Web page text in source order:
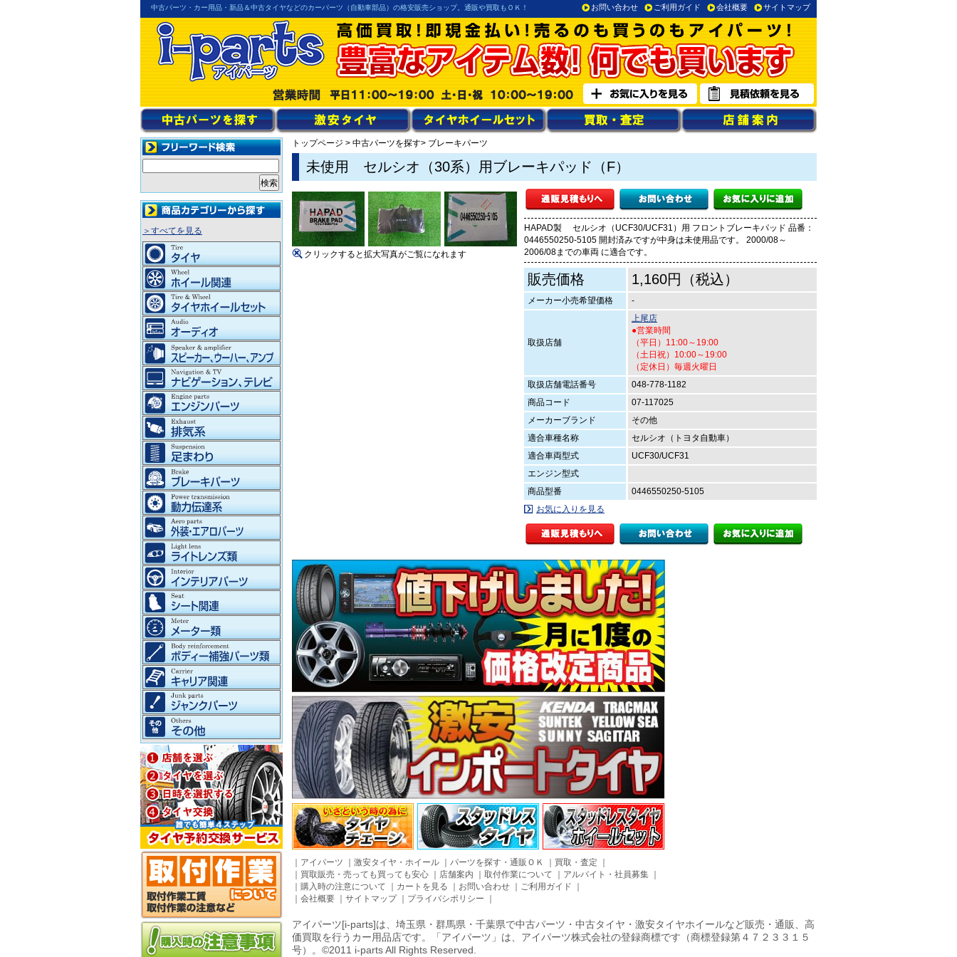
中古パーツ・カー用品・新品＆中古タイヤなどのカーパーツ（自動車部品）の格安販売ショップ。通販や買取もＯＫ！ お問い合わせ ご利用ガイド 会社概要 サイトマップ
トップページ > 中古パーツを探す> ブレーキパーツ
未使用 セルシオ（30系）用ブレーキパッド（F）
HAPAD製 セルシオ（UCF30/UCF31）用 フロントブレーキパッド 品番：
0446550250-5105 開封済みですが中身は未使用品です。 2000/08～
2006/08までの車両 に適合です。
販売価格 1,160円（税込）
メーカー小売希望価格 -
取扱店舗
上尾店
●営業時間
（平日）11:00～19:00
（土日祝）10:00～19:00
（定休日）毎週火曜日
取扱店舗電話番号
048-778-1182
商品コード
07-117025
メーカーブランド
その他
適合車種名称
セルシオ（トヨタ自動車）
適合車両型式
UCF30/UCF31
エンジン型式
商品型番
0446550250-5105
お気に入りを見る
クリックすると拡大写真がご覧になれます
アイパーツ 激安タイヤ・ホイール パーツを探す・通販ＯＫ 買取・査定
買取販売・売っても買っても安心 店舗案内 取付作業について アルバイト・社員募集
購入時の注意について カートを見る お問い合わせ ご利用ガイド
会社概要 サイトマップ｜ プライバシポリシー
アイパーツ[i-parts]は、埼玉県・群馬県・千葉県で中古パーツ・中古タイヤ・激安タイヤホイールなど販売・通販、高
価買取を行うカー用品店です。「アイパーツ」は、アイパーツ株式会社の登録商標です（商標登録第４７２３３１５
号）。©2011 i-parts All Rights Reserved.
＞すべてを見る